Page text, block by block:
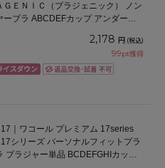
ＧＥＮＩＣ（ブラジェニック） ノン
ブラ ABCDEFカップ アンダー
2,178 円 (税込)
99pt獲得
｜ワコール プレミアム 17series
シリーズ パーソナルフィットプラ
ブラジャー単品 BCDEFGHIカップ